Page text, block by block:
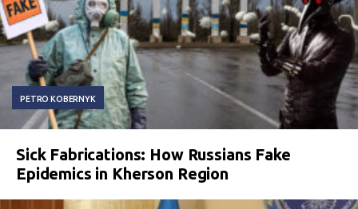
PETRO KOBERNYK
Sick Fabrications: How Russians Fake
Epidemics in Kherson Region